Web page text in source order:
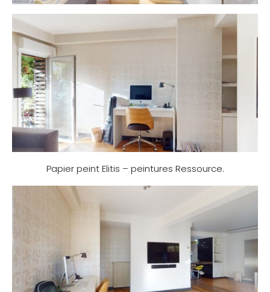
Papier peint Elitis – peintures Ressource.